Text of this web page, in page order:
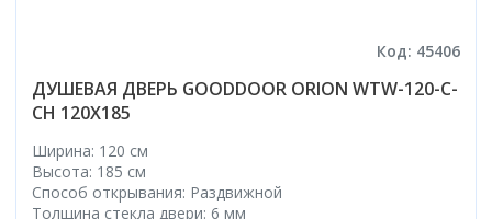
Код: 45406
ДУШЕВАЯ ДВЕРЬ GOODDOOR ORION WTW-120-C-
CH 120X185
Ширина: 120 см
Высота: 185 см
Способ открывания: Раздвижной
Толщина стекла двери: 6 мм